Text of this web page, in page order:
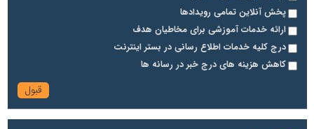
پخش آنلاین تمامی رویدادها
ارائه خدمات آموزشی برای مخاطیان هدف
درج کلیه خدمات اطلاع رسانی در بستر اینترنت
کاهش هزینه های درج خبر در رسانه ها